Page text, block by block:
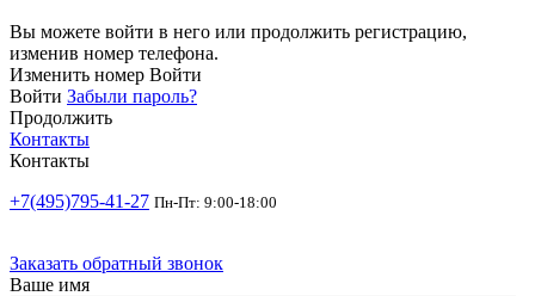
Вы можете войти в него или продолжить регистрацию,
изменив номер телефона.
Изменить номер Войти
Войти Забыли пароль?
Продолжить
Контакты
Контакты
+7(495)795-41-27 Пн-Пт: 9:00-18:00
Заказать обратный звонок
Ваше имя